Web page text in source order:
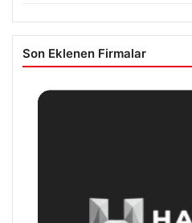
Son Eklenen Firmalar